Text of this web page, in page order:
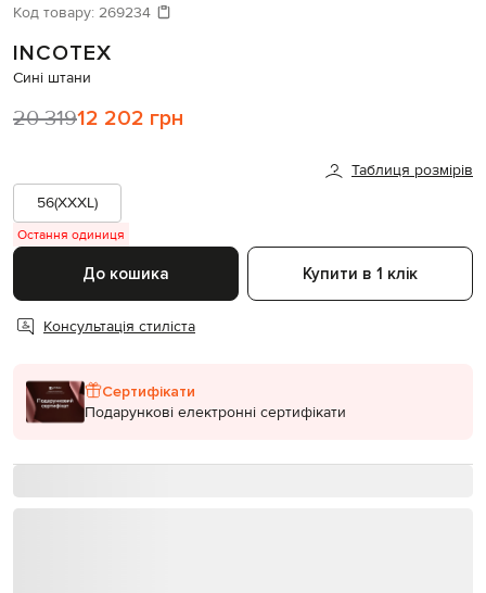
Код товару: 269234
INCOTEX
Сині штани
20 31912 202 грн
Таблиця розмірів
56(XXXL)
Остання одиниця
До кошика Купити в 1 клік
Консультація стиліста
Сертифікати
Подарункові електронні сертифікати